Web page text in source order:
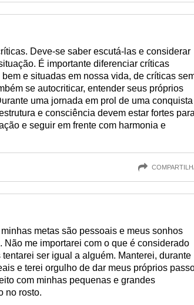
Deve-se saber escutá-las e considerar
É importante diferenciar críticas
e situadas em nossa vida, de críticas
se autocriticar, entender seus próprios
uma jornada em prol de uma conquista
e consciência devem estar fortes para
e seguir em frente com harmonia e
metas são pessoais e meus sonhos
me importarei com o que é considerado
ser igual a alguém. Manterei, durante
e terei orgulho de dar meus próprios
com minhas pequenas e grandes
no rosto.